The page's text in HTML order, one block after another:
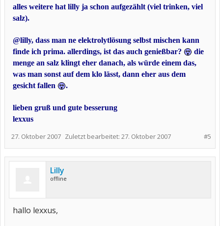
alles weitere hat lilly ja schon aufgezählt (viel trinken, viel
salz).
@lilly, dass man ne elektrolytlösung selbst mischen kann
finde ich prima. allerdings, ist das auch genießbar?
die
menge an salz klingt eher danach, als würde einem das,
was man sonst auf dem klo lässt, dann eher aus dem
gesicht fallen
.
lieben gruß und gute besserung
lexxus
#5
27. Oktober 2007 Zuletzt bearbeitet: 27. Oktober 2007
Lilly
offline
hallo lexxus,